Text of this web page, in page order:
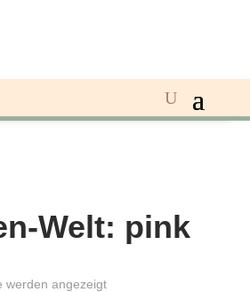
Welt: pink
werden angezeigt